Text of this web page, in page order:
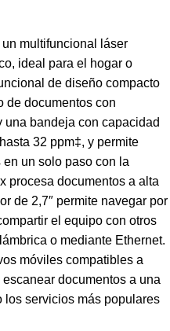
multifuncional láser
ideal para el hogar o
de diseño compacto
de documentos con
bandeja con capacidad
32 ppm‡, y permite
un solo paso con la
procesa documentos a alta
de 2,7″ permite navegar por
el equipo con otros
o mediante Ethernet.
móviles compatibles a
documentos a una
servicios más populares